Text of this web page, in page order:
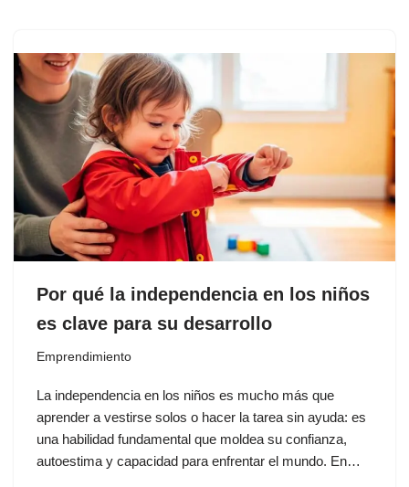
Por qué la independencia en los niños
es clave para su desarrollo
Emprendimiento
La independencia en los niños es mucho más que
aprender a vestirse solos o hacer la tarea sin ayuda: es
una habilidad fundamental que moldea su confianza,
autoestima y capacidad para enfrentar el mundo. En…